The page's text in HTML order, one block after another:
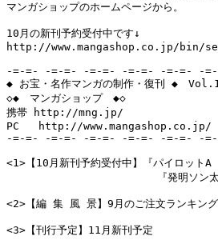
マンガショップのホームページから。
10月の新刊予約受付中です↓
http://www.mangashop.co.jp/bin/
-=-=- -=-=- -=-=- -=-=- -=-=- -
◆ お宝・名作マンガの制作・復刊 ◆　
◇◆　マンガショップ　◆◇
携帯 http://mng.jp/
PC   http://www.mangashop.co.jp/
-=-=- -=-=- -=-=- -=-=- -=-=- -
<1>【10月新刊予約受付中】『パイロット
　　　 　 『発明ソン太
<2>【編 集 風 景】9月のご注文ランキン
<3>【刊行予定】11月新刊予定